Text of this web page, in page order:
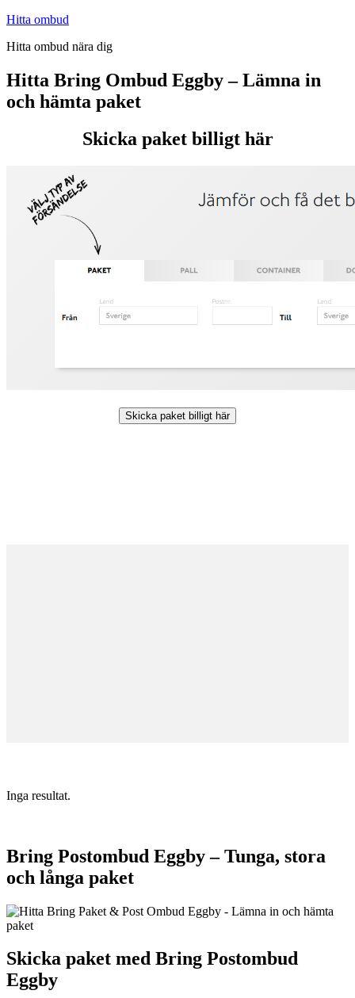
Hoppa
innehåll
Hitta ombud
Hitta ombud nära dig
Hitta Bring Ombud Eggby – Lämna in
och hämta paket
Skicka paket billigt här
Skicka paket billigt här
Inga resultat.
Bring Postombud Eggby – Tunga, stora
och långa paket
Skicka paket med Bring Postombud
Eggby